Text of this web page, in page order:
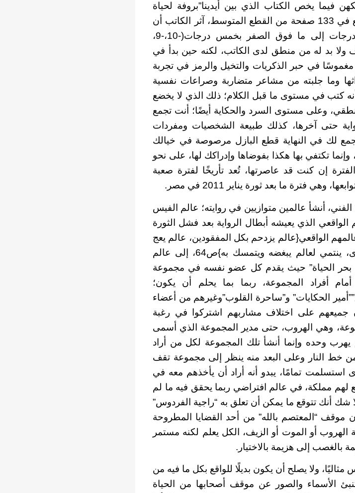
فيما يخص الكتاب الذي بين أيدينا”بروفة لحياة
مؤجلة” للكاتب أحمد عامر، وهو رواية تقع في 133 صفحة من القطع المتوسط، آثر الكاتب أن
يقسم فصولها من تحت الصفر بعشر درجات إلى ما فوق الصفر بخمس درجات(-10،-9،
مألوف ولا بد له من منطق لدى الكاتب، لكنه حين بدأ في
مغموسًا في حبر الذكريات والتخيل والرمز في تجربة
وما جلبته من مشاعر متضاربة وصراعات نفسية
كتب في مستوى ما قبل الكلام؛ ذلك الذي لا يخضع
وعلى مستوى السرد والحكاية أيضًا؛ أنت تجمع
حتى آخرها، كذلك طبيعة الشخصيات ومفردات
لك في النهاية قطع البازل مرصوصة في خيالك
وإنما تكتفي بها هكذا بفوضاها وإدراكك لها، على نحو
إن كنت قد عاصرتها، تُعد تأريخًا لفترة صعبة
فترة ما بعد ثورة يناير 2011 في مصر.
أنشأ عالمين متوازيين في روايته؛ عالم الفيس
الواقعي الذي يعيشه أبطال الرواية بعد فشل الثورة
الواقعي{عالم يزدحم بكل المفقودين، عالم يعج
بضحايا الشعارات الكبرى والأحلام الكبرى، ينتمي لعالم يبغضه ويتمسك به}ص64، إلى عالم
في بحر الحياة” حيث يقدم كل عضو نفسه في مجموعة
أفراد المجموعة، ربما بما يحلم أن يكون؛
الحكايات” و”ساحرة القلوب”وغيرهم من أعضاء
جميعهم على اختلاف مشاربهم اشتركوا في رغبة
وهي الهروب، حتى مدير المجموعة الذي أسمى
وحده وإنما أنشأ تلك المجموعة لكل من أراد
خط النار وعلى البعد منه ينظر إلى مجموعة تقف
تمامًا، يبدو أنه أراد أن يأخذهم معه في
لهم مملكة، في عالم افتراضي ربما يحقق فيه ما لم
شك أنك تتوقع ما يمكن أن تعلق به “راجية الفردوس”
“المعتصم بالله” من أحد القضايا المطروحة
الهروب أو الموت أو الزيف، الكل يعلم لكنه مستمر
بالغصب إلى هزيمة بالاختيار.
ولا يصلح أن يكون بديلًا للواقع بكل ما فيه من
الأسماء والصور عن موقف أصحابها من الحياة